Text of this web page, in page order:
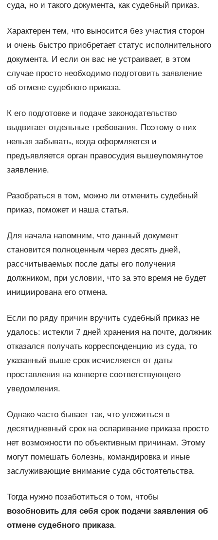
суда, но и такого документа, как судебный приказ.
Характерен тем, что выносится без участия сторон
и очень быстро приобретает статус исполнительного
документа. И если он вас не устраивает, в этом
случае просто необходимо подготовить заявление
об отмене судебного приказа.
К его подготовке и подаче законодательство
выдвигает отдельные требования. Поэтому о них
нельзя забывать, когда оформляется и
предъявляется орган правосудия вышеупомянутое
заявление.
Разобраться в том, можно ли отменить судебный
приказ, поможет и наша статья.
Для начала напомним, что данный документ
становится полноценным через десять дней,
рассчитываемых после даты его получения
должником, при условии, что за это время не будет
инициирована его отмена.
Если по ряду причин вручить судебный приказ не
удалось: истекли 7 дней хранения на почте, должник
отказался получать корреспонденцию из суда, то
указанный выше срок исчисляется от даты
проставления на конверте соответствующего
уведомления.
Однако часто бывает так, что уложиться в
десятидневный срок на оспаривание приказа просто
нет возможности по объективным причинам. Этому
могут помешать болезнь, командировка и иные
заслуживающие внимание суда обстоятельства.
Тогда нужно позаботиться о том, чтобы
возобновить для себя срок подачи заявления об
отмене судебного приказа.